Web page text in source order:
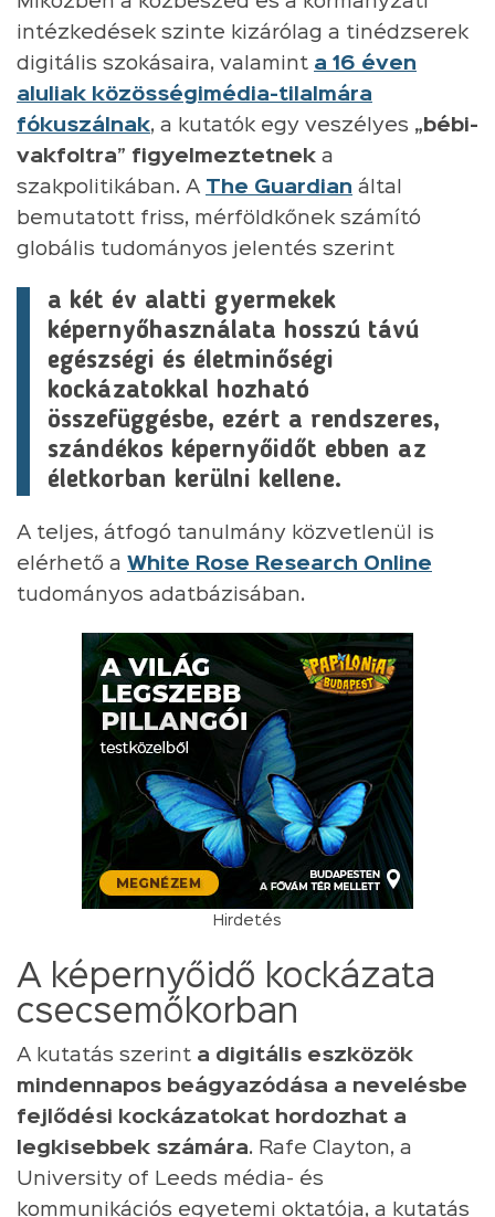
intézkedések szinte kizárólag a tinédzserek
digitális szokásaira, valamint a 16 éven
aluliak közösségimédia-tilalmára
fókuszálnak, a kutatók egy veszélyes „bébi-
vakfoltra” figyelmeztetnek a
szakpolitikában. A The Guardian által
bemutatott friss, mérföldkőnek számító
globális tudományos jelentés szerint
a két év alatti gyermekek
képernyőhasználata hosszú távú
egészségi és életminőségi
kockázatokkal hozható
összefüggésbe, ezért a rendszeres,
szándékos képernyőidőt ebben az
életkorban kerülni kellene.
A teljes, átfogó tanulmány közvetlenül is
elérhető a White Rose Research Online
tudományos adatbázisában.
Hirdetés
A képernyőidő kockázata
csecsemőkorban
A kutatás szerint a digitális eszközök
mindennapos beágyazódása a nevelésbe
fejlődési kockázatokat hordozhat a
legkisebbek számára. Rafe Clayton, a
University of Leeds média- és
kommunikációs egyetemi oktatója, a kutatás